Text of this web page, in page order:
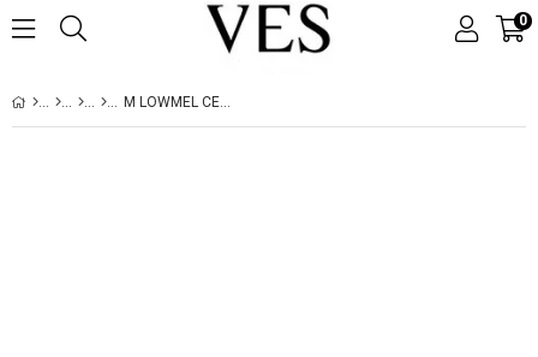
0
M LOWMEL CERAMIC 1170750